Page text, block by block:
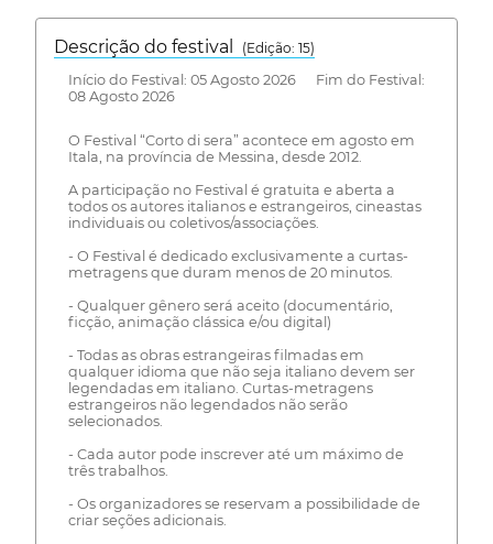
Descrição do festival
(Edição: 15)
Início do Festival: 05 Agosto 2026 Fim do Festival:
08 Agosto 2026
O Festival “Corto di sera” acontece em agosto em
Itala, na província de Messina, desde 2012.
A participação no Festival é gratuita e aberta a
todos os autores italianos e estrangeiros, cineastas
individuais ou coletivos/associações.
- O Festival é dedicado exclusivamente a curtas-
metragens que duram menos de 20 minutos.
- Qualquer gênero será aceito (documentário,
ficção, animação clássica e/ou digital)
- Todas as obras estrangeiras filmadas em
qualquer idioma que não seja italiano devem ser
legendadas em italiano. Curtas-metragens
estrangeiros não legendados não serão
selecionados.
- Cada autor pode inscrever até um máximo de
três trabalhos.
- Os organizadores se reservam a possibilidade de
criar seções adicionais.